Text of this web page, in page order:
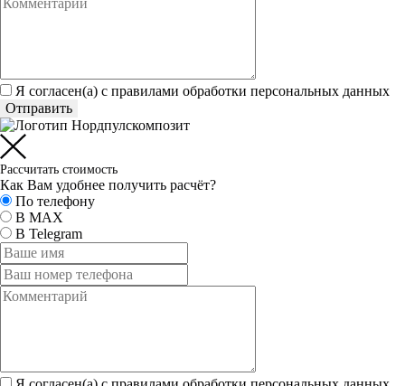
Я согласен(а) c правилами обработки персональных данных
Отправить
Рассчитать стоимость
Как Вам удобнее получить расчёт?
По телефону
В MAX
В Telegram